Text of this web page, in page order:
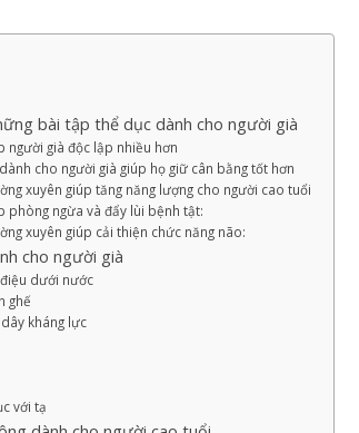
bài tập thể dục dành cho người già
người già độc lập nhiều hơn
cho người già giúp họ giữ cân bằng tốt hơn
xuyên giúp tăng năng lượng cho người cao tuổi
phòng ngừa và đẩy lùi bệnh tật:
xuyên giúp cải thiện chức năng não:
cho người già
dưới nước
ghế
kháng lực
với tạ